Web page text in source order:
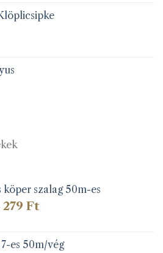
köper szalag 50m-es
279 FtÁrtartomány:
279 Ft
es 50m/vég